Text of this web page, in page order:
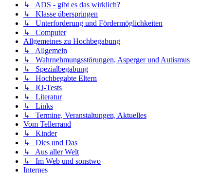
↳ ADS - gibt es das wirklich?
↳ Klasse überspringen
↳ Unterforderung und Fördermöglichkeiten
↳ Computer
Allgemeines zu Hochbegabung
↳ Allgemein
↳ Wahrnehmungsstörungen, Asperger und Autismus
↳ Spezialbegabung
↳ Hochbegabte Eltern
↳ IQ-Tests
↳ Literatur
↳ Links
↳ Termine, Veranstaltungen, Aktuelles
Vom Tellerrand
↳ Kinder
↳ Dies und Das
↳ Aus aller Welt
↳ Im Web und sonstwo
Internes